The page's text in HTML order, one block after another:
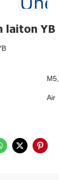
laiton YB
Air